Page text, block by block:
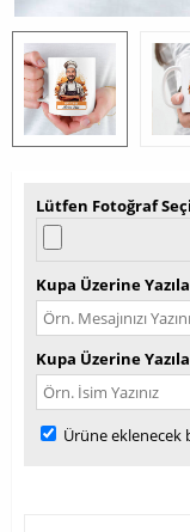
Lütfen Fotoğraf
Kupa Üzerine
Kupa Üzerine
Ürüne